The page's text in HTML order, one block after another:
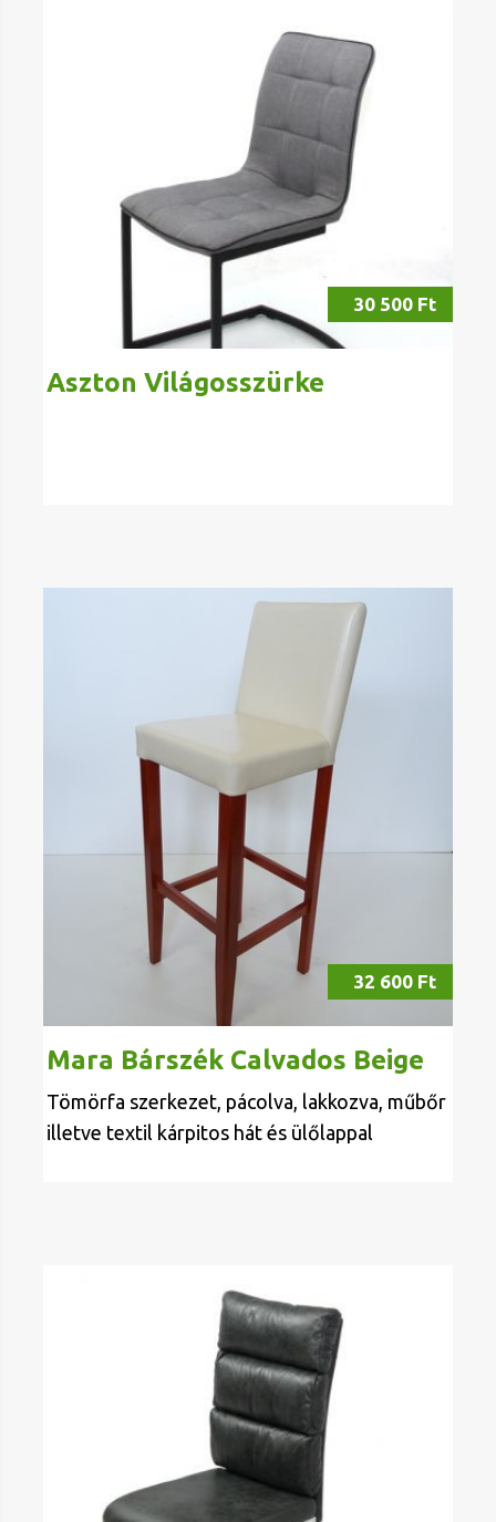
30 500 Ft
Aszton Világosszürke
32 600 Ft
Mara Bárszék Calvados Beige
Tömörfa szerkezet, pácolva, lakkozva, műbőr
illetve textil kárpitos hát és ülőlappal